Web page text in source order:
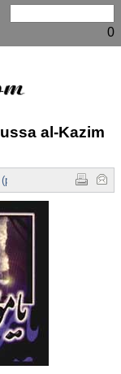
0
al-Kazim
Affichages :16798